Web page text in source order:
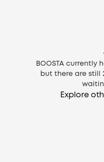
BOOSTA currently
but there are still
Explore